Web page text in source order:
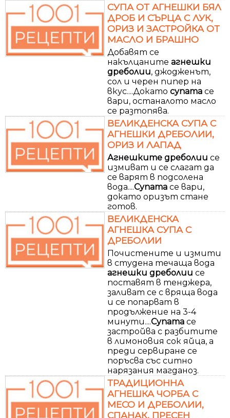
СУПА ОТ АГНЕШКИ БЯЛ
ДРОБ И СЪРЦА С ЛУК,
ОРИЗ И ЗАСТРОЙКА ОТ
МАСЛО И БРАШНО
Добавят се
накълцаните агнешки
дреболии, джодженът,
сол и черен пипер на
вкус....Докато супата се
вари, останалото масло
се разтопява.
ВЕЛИКДЕНСКА СУПА С
АГНЕШКИ ДРЕБОЛИИ,
ОРИЗ И ЛАПАД
Агнешките дреболии се
измиват и се слагат да
се варят в подсолена
вода....Супата се вари,
докато оризът стане
готов.
ВЕЛИКДЕНСКА
АГНЕШКА СУПА С
ДРЕБОЛИИ
Почистените и измити
в студена течаща вода
агнешки дреболии се
поставят в тенджера,
заливат се с вряща вода
и се попарват в
продължение на 3-4
минути....Супата се
застройва с разбитите
в лимоновия сок яйца, а
преди сервиране се
поръсва със ситно
нарязания магданоз.
ТРАДИЦИОННА
АГНЕШКА ЧОРБА С
МЕСО И ДРЕБОЛИИ,
СПАНАК, ПРЕСЕН